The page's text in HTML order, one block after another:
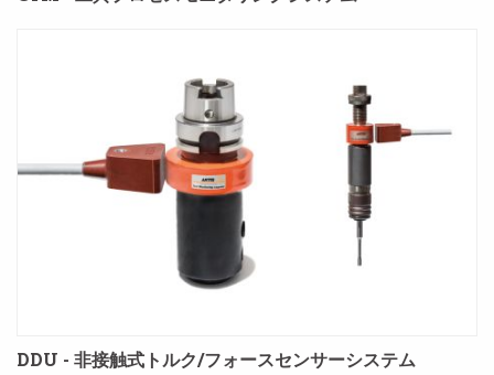
DDU - 非接触式トルク/フォースセンサーシステム